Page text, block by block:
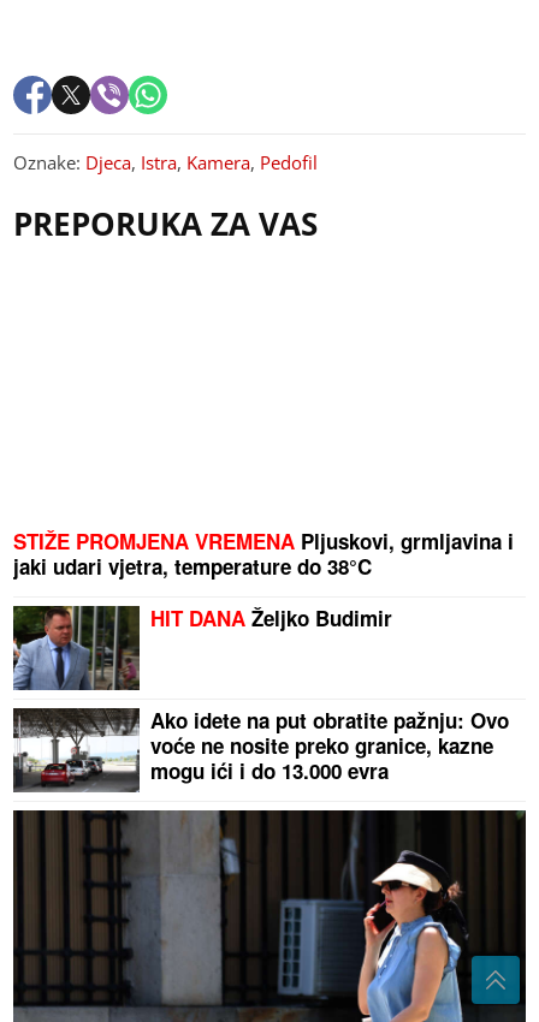
Oznake: Djeca, Istra, Kamera, Pedofil
PREPORUKA ZA VAS
STIŽE PROMJENA VREMENA Pljuskovi, grmljavina i
jaki udari vjetra, temperature do 38°C
HIT DANA Željko Budimir
Ako idete na put obratite pažnju: Ovo
voće ne nosite preko granice, kazne
mogu ići i do 13.000 evra